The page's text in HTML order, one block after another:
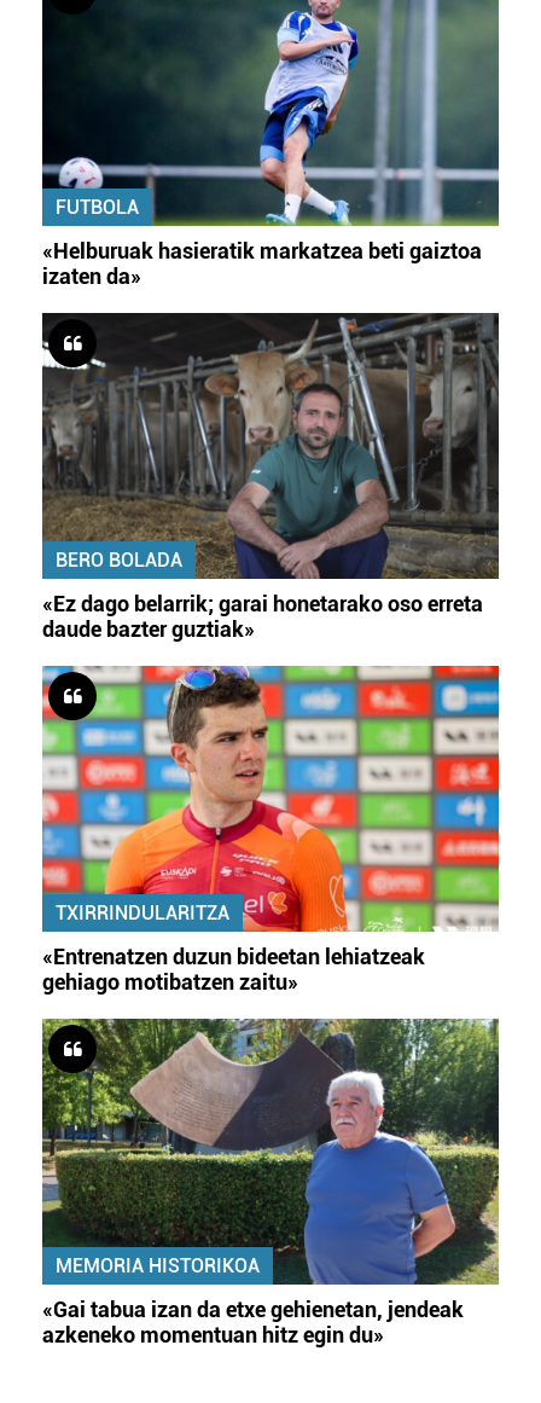
FUTBOLA
«Helburuak hasieratik markatzea beti gaiztoa
izaten da»
BERO BOLADA
«Ez dago belarrik; garai honetarako oso erreta
daude bazter guztiak»
TXIRRINDULARITZA
«Entrenatzen duzun bideetan lehiatzeak
gehiago motibatzen zaitu»
MEMORIA HISTORIKOA
«Gai tabua izan da etxe gehienetan, jendeak
azkeneko momentuan hitz egin du»